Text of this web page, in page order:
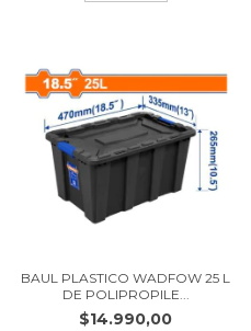
BAUL PLASTICO WADFOW 25 L
DE POLIPROPILE...
$14.990,00